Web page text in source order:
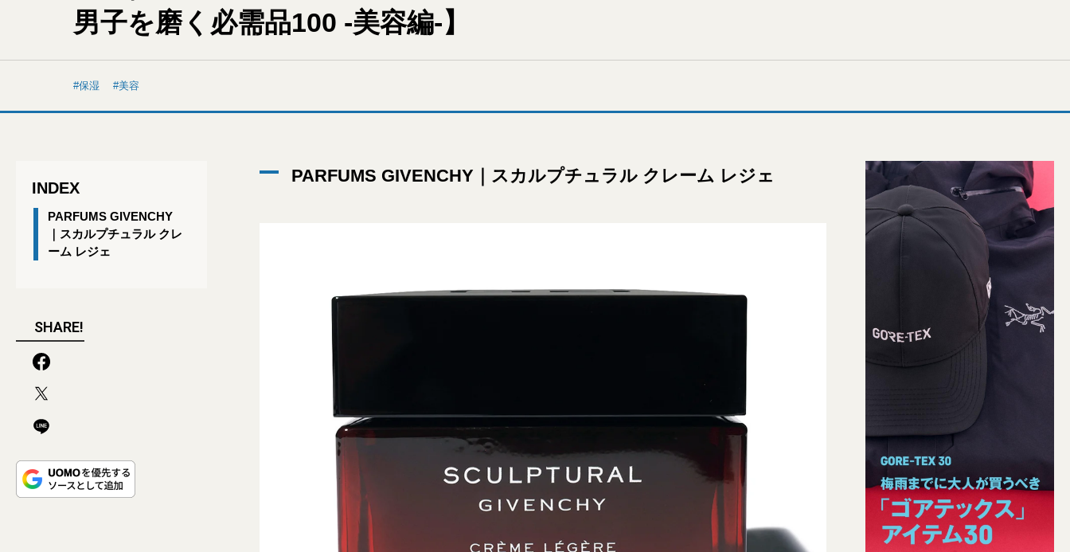
男子を磨く必需品100 -美容編-】
保湿 美容
INDEX
PARFUMS GIVENCHY
｜スカルプチュラル クレ
ーム レジェ
SHARE!
PARFUMS GIVENCHY｜スカルプチュラル クレーム レジェ